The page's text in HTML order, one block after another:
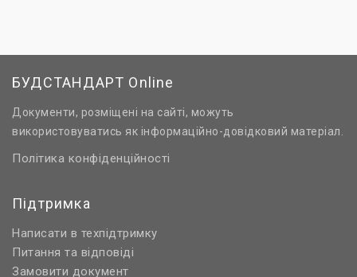
БУДСТАНДАРТ Online
Документи, розміщені на сайті, можуть
використовуватись як інформаційно-довідковий матеріал.
Політика конфіденційності
Підтримка
Написати в техпідтримку
Питання та відповіді
Замовити документ